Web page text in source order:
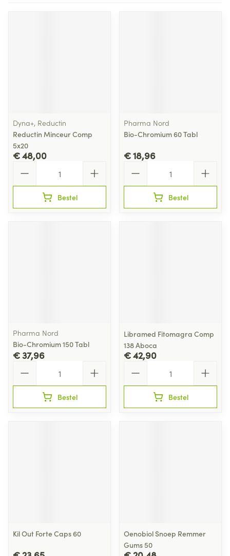
Dyna+, Reductin
Reductin Minceur Comp
5x20
€ 48,00
Bestel
Pharma Nord
Bio-Chromium 60 Tabl
€ 18,96
Bestel
Pharma Nord
Bio-Chromium 150 Tabl
€ 37,96
Bestel
Libramed Fitomagra Comp
138 Aboca
€ 42,90
Bestel
Kil Out Forte Caps 60
Oenobiol Snoep Remmer
Gums 50